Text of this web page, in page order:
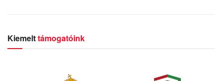
Kiemelttámogatóink